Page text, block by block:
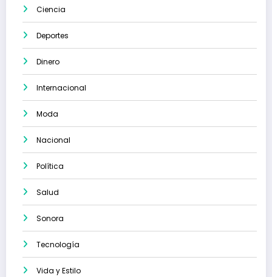
Ciencia
Deportes
Dinero
Internacional
Moda
Nacional
Política
Salud
Sonora
Tecnología
Vida y Estilo